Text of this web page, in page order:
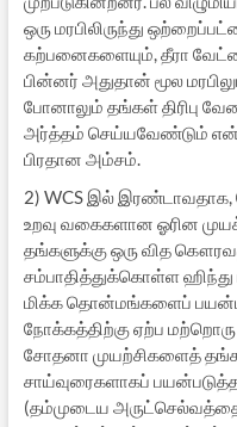
ஒரு மரபிலிருந்து
கற்பனைகளையும், தீரா
பின்னர் அதுதான் மூல
போனாலும் தங்கள் திரிபு
அர்த்தம் செய்யவேண்டும் என்ற
பிரதான அம்சம்.
2) WCS இல் இரண்டாவதாக,
உறவு வகைகளான ஓரின
தங்களுக்கு ஒரு வித
சம்பாதித்துக்கொள்ள ஹிந்து
மிக்க தொன்மங்களைப்
நோக்கத்திற்கு ஏற்ப
சோதனா முயற்சிகளைத்
சாய்வுரைகளாகப்
(தம்முடைய